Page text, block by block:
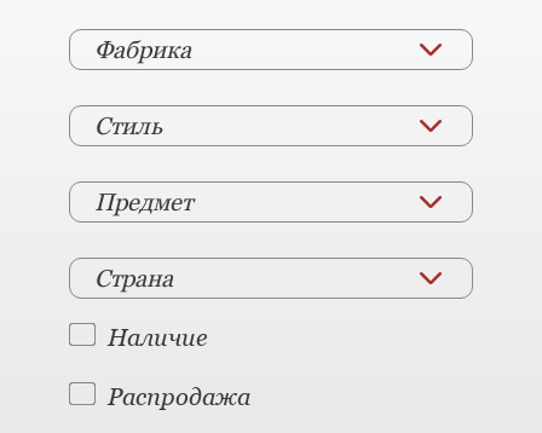
Фабрика
Стиль
Предмет
Страна
Наличие
Распродажа